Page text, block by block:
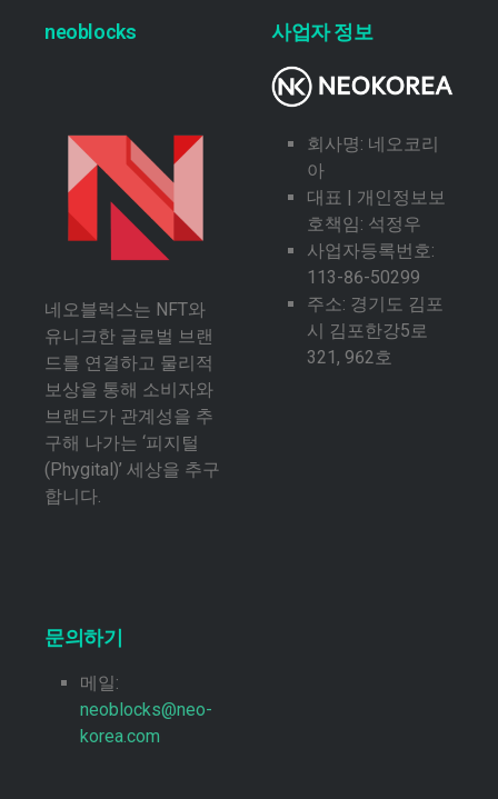
neoblocks
네오블럭스는 NFT와
유니크한 글로벌 브랜
드를 연결하고 물리적
보상을 통해 소비자와
브랜드가 관계성을 추
구해 나가는 ‘피지털
(Phygital)’ 세상을 추구
합니다.
문의하기
메일:
neoblocks@neo-
korea.com
사업자 정보
회사명: 네오코리
아
대표 | 개인정보보
호책임: 석정우
사업자등록번호:
113-86-50299
주소: 경기도 김포
시 김포한강5로
321, 962호